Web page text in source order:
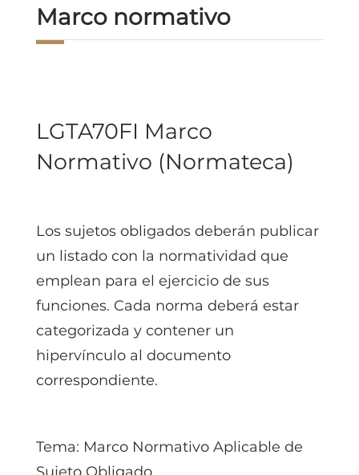
Marco normativo
LGTA70FI Marco
Normativo (Normateca)
Los sujetos obligados deberán publicar
un listado con la normatividad que
emplean para el ejercicio de sus
funciones. Cada norma deberá estar
categorizada y contener un
hipervínculo al documento
correspondiente.
Tema: Marco Normativo Aplicable de
Sujeto Obligado.